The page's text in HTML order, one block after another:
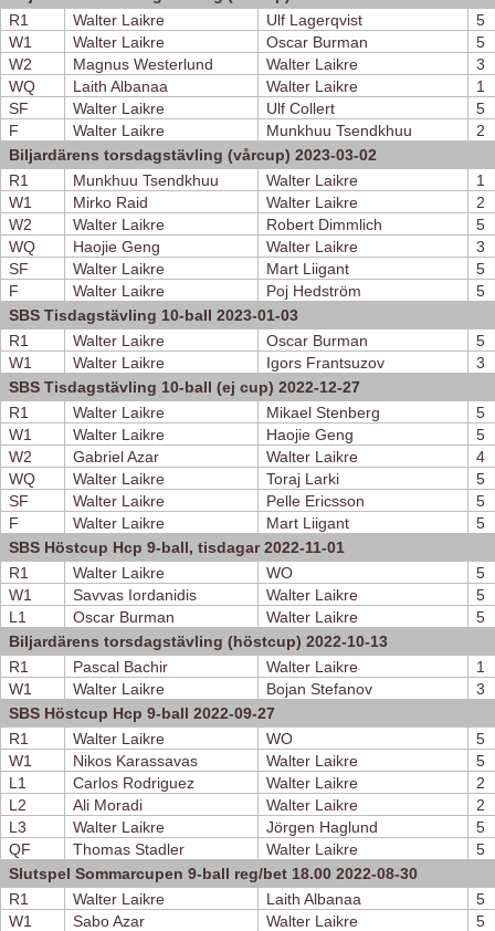
R1
Walter Laikre Ulf Lagerqvist
5
W1
Walter Laikre Oscar Burman
5
W2
Magnus Westerlund Walter Laikre
3
WQ
Laith Albanaa Walter Laikre
1
SF
Walter Laikre Ulf Collert
5
F
Walter Laikre Munkhuu Tsendkhuu
2
Biljardärens torsdagstävling (vårcup) 2023-03-02
R1
Munkhuu Tsendkhuu Walter Laikre
1
W1
Mirko Raid Walter Laikre
2
W2
Walter Laikre Robert Dimmlich
5
WQ
Haojie Geng Walter Laikre
3
SF
Walter Laikre Mart Liigant
5
F
Walter Laikre Poj Hedström
5
SBS Tisdagstävling 10-ball 2023-01-03
R1
Walter Laikre Oscar Burman
5
W1
Walter Laikre Igors Frantsuzov
3
SBS Tisdagstävling 10-ball (ej cup) 2022-12-27
R1
Walter Laikre Mikael Stenberg
5
W1
Walter Laikre Haojie Geng
5
W2
Gabriel Azar Walter Laikre
4
WQ
Walter Laikre Toraj Larki
5
SF
Walter Laikre Pelle Ericsson
5
F
Walter Laikre Mart Liigant
5
SBS Höstcup Hcp 9-ball, tisdagar 2022-11-01
R1
Walter Laikre WO
5
W1
Savvas Iordanidis Walter Laikre
5
L1
Oscar Burman Walter Laikre
5
Biljardärens torsdagstävling (höstcup) 2022-10-13
R1
Pascal Bachir Walter Laikre
1
W1
Walter Laikre Bojan Stefanov
3
SBS Höstcup Hcp 9-ball 2022-09-27
R1
Walter Laikre WO
5
W1
Nikos Karassavas Walter Laikre
5
L1
Carlos Rodriguez Walter Laikre
2
L2
Ali Moradi Walter Laikre
2
L3
Walter Laikre Jörgen Haglund
5
QF
Thomas Stadler Walter Laikre
5
Slutspel Sommarcupen 9-ball reg/bet 18.00 2022-08-30
R1
Walter Laikre Laith Albanaa
5
W1
Sabo Azar Walter Laikre
5